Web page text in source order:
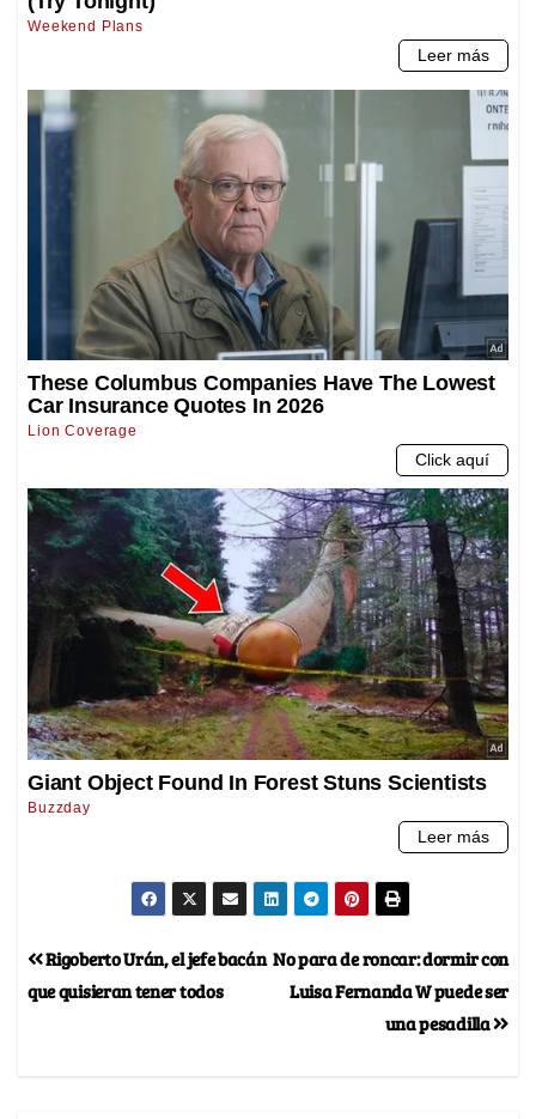
No para de roncar: dormir con
Luisa Fernanda W puede ser
una pesadilla
Rigoberto Urán, el jefe bacán
que quisieran tener todos